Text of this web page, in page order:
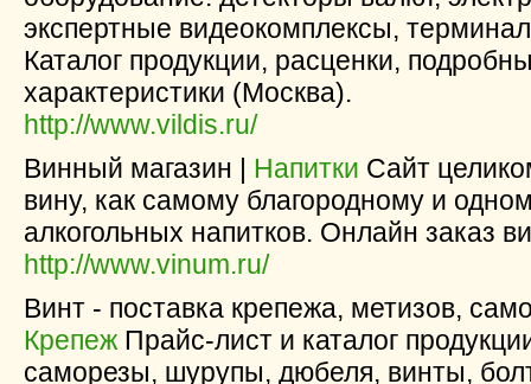
экспертные видеокомплексы,
Каталог продукции, расценки,
характеристики (Москва).
http://www.vildis.ru/
Винный магазин | Напитки Сайт
вину, как самому благородному и
алкогольных напитков. Онлайн заказ
http://www.vinum.ru/
Винт - поставка крепежа, метизов,
Крепеж Прайс-лист и каталог
саморезы, шурупы, дюбеля, винты,